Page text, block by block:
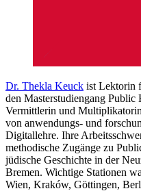
Dr. Thekla Keuck ist Lektorin
den Masterstudiengang Public
Vermittlerin und
von anwendungs- und
Digitallehre. Ihre
methodische Zugänge zu
jüdische Geschichte in der
Bremen. Wichtige Stationen
Wien, Kraków, Göttingen,